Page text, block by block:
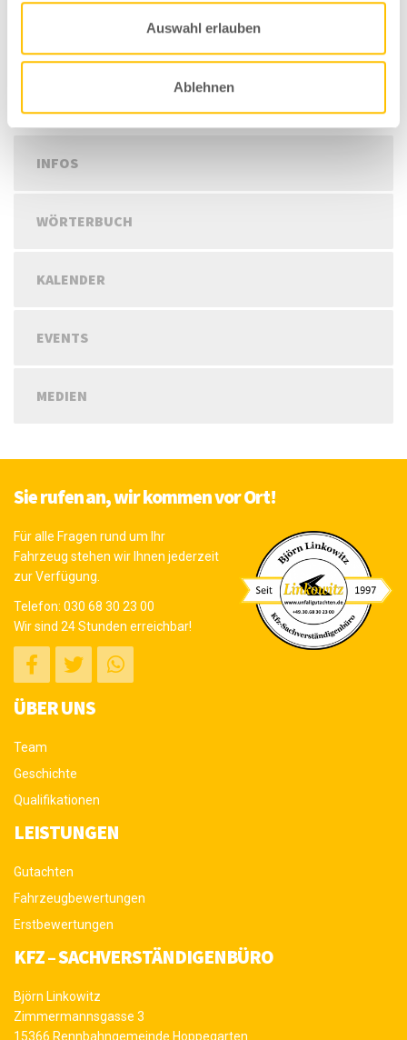
Auswahl erlauben
Ablehnen
time I comment.
INFOS
WÖRTERBUCH
KALENDER
EVENTS
MEDIEN
Sie rufen an, wir kommen vor Ort!
Für alle Fragen rund um Ihr
Fahrzeug stehen wir Ihnen jederzeit
zur Verfügung.
Telefon: 030 68 30 23 00
Wir sind 24 Stunden erreichbar!
ÜBER UNS
Team
Geschichte
Qualifikationen
LEISTUNGEN
Gutachten
Fahrzeugbewertungen
Erstbewertungen
KFZ – SACHVERSTÄNDIGENBÜRO
Björn Linkowitz
Zimmermannsgasse 3
15366 Rennbahngemeinde Hoppegarten